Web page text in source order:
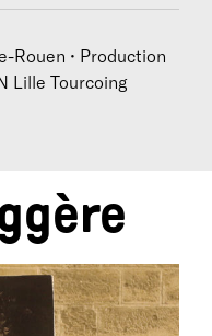
Rouen • Production
Lille Tourcoing